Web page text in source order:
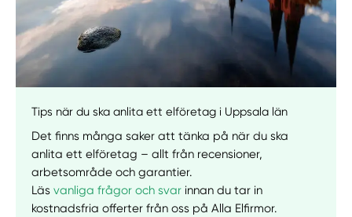
Tips när du ska anlita ett elföretag i Uppsala län
Det finns många saker att tänka på när du ska
anlita ett elföretag – allt från recensioner,
arbetsområde och garantier.
Läsvanliga frågor och svar innan du tar in
kostnadsfria offerter från oss på Alla Elfirmor.